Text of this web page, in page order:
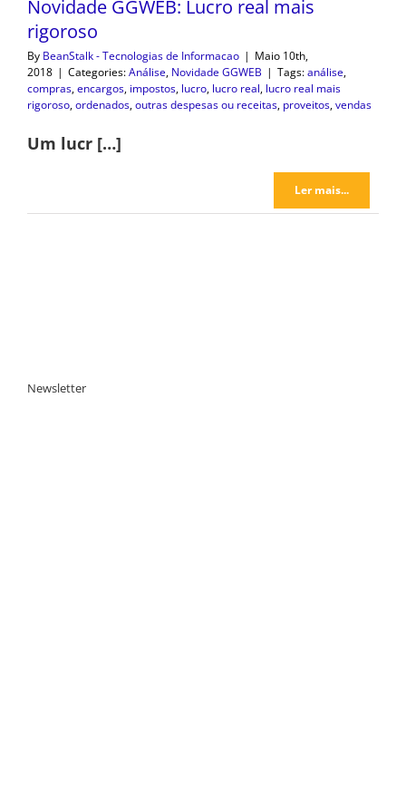
Novidade GGWEB: Lucro real mais
rigoroso
By BeanStalk - Tecnologias de Informacao | Maio 10th,
2018 | Categories:Análise, Novidade GGWEB | Tags:análise,
compras,encargos, impostos, lucro, lucro real, lucro real mais
rigoroso,ordenados,outras despesas ou receitas, proveitos,vendas
Um lucr […]
Ler mais...
Newsletter